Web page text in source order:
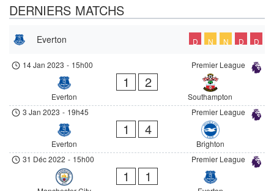
DERNIERS MATCHS
Everton D N N D D
Premier League
14 Jan 2023 - 15h00
Everton
1 2
Southampton
Premier League
3 Jan 2023 - 19h45
Everton
1 4
Brighton
Premier League
31 Déc 2022 - 15h00
1 1